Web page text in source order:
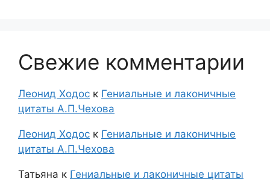
Свежие комментарии
Леонид Ходос к Гениальные и лаконичные
цитаты А.П.Чехова
Леонид Ходос к Гениальные и лаконичные
цитаты А.П.Чехова
Татьяна к Гениальные и лаконичные цитаты